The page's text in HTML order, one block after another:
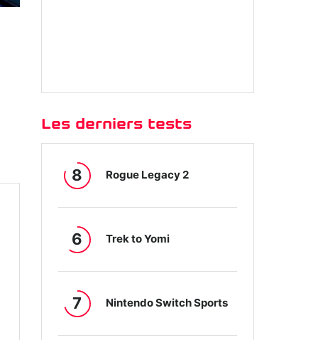
Les derniers tests
8 Rogue Legacy 2
6 Trek to Yomi
7 Nintendo Switch Sports